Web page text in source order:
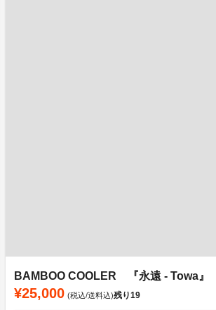
BAMBOO COOLER 『永遠 - Towa』
¥25,000 (税込/送料込)残り19